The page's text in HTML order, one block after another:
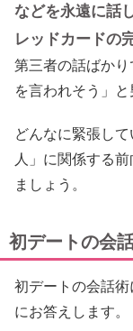
などを永遠に話
レッドカードの
第三者の話ばか
を言われそう」
どんなに緊張し
人」に関係する
ましょう。
初デートの会
初デートの会話
にお答えします。